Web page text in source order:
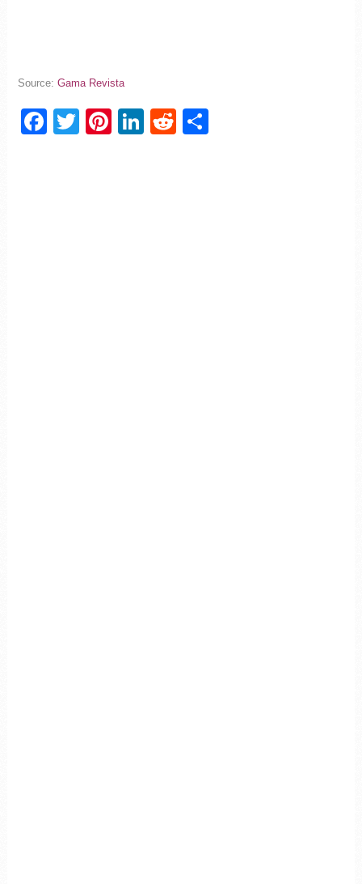
Source: Gama Revista
Facebook
TwitterPinterest
LinkedIn
Reddit